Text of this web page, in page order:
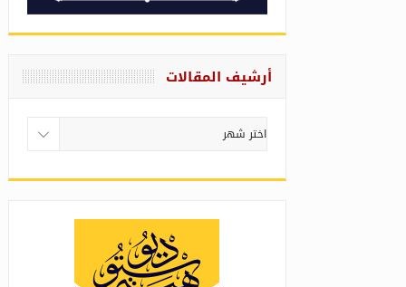
أرشيف المقالات
أرشيف
المقالات